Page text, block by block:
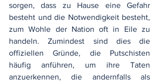
sorgen, dass zu Hause eine Gefahr
besteht und die Notwendigkeit besteht,
zum Wohle der Nation oft in Eile zu
handeln. Zumindest sind dies die
offiziellen Gründe, die Putschisten
häufig anführen, um ihre Taten
anzuerkennen, die andernfalls als